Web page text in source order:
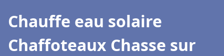
Chauffe eau solaire
Chaffoteaux Chasse sur